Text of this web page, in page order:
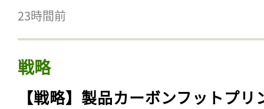
23時間前
戦略
【戦略】製品カーボンフットプリ